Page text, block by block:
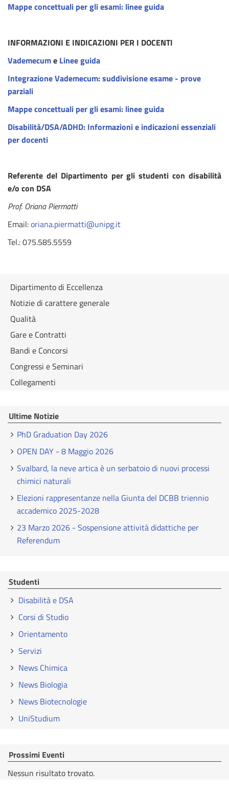
Mappe concettuali per gli esami: linee guida
INFORMAZIONI E INDICAZIONI PER I DOCENTI
Vademecume Linee guida
Integrazione Vademecum: suddivisione esame - prove
parziali
Mappe concettuali per gli esami: linee guida
Disabilità/DSA/ADHD: Informazioni e indicazioni essenziali
per docenti
Referente del Dipartimento per gli studenti con disabilità
e/o con DSA
Prof. Oriana Piermatti
Email:oriana.piermatti@unipg.it
Tel.: 075.585.5559
Dipartimento di Eccellenza
Notizie di carattere generale
Qualità
Gare e Contratti
Bandi e Concorsi
Congressi e Seminari
Collegamenti
Ultime Notizie
PhD Graduation Day 2026
OPEN DAY - 8 Maggio 2026
Svalbard, la neve artica è un serbatoio di nuovi processi
chimici naturali
Elezioni rappresentanze nella Giunta del DCBB triennio
accademico 2025-2028
23 Marzo 2026 - Sospensione attività didattiche per
Referendum
Studenti
Disabilità e DSA
Corsi di Studio
Orientamento
Servizi
News Chimica
News Biologia
News Biotecnologie
UniStudium
Prossimi Eventi
Nessun risultato trovato.